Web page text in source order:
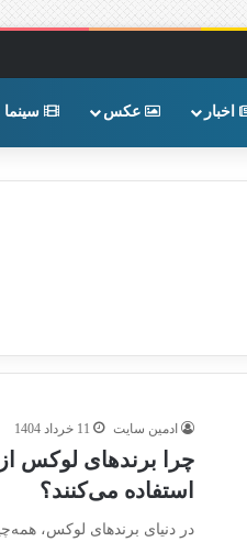
اخبار عکس سینما
ادمین سایت 11 خرداد 1404
چرا برندهای لوکس
استفاده می‌کنند؟
در دنیای برندهای لوکس،